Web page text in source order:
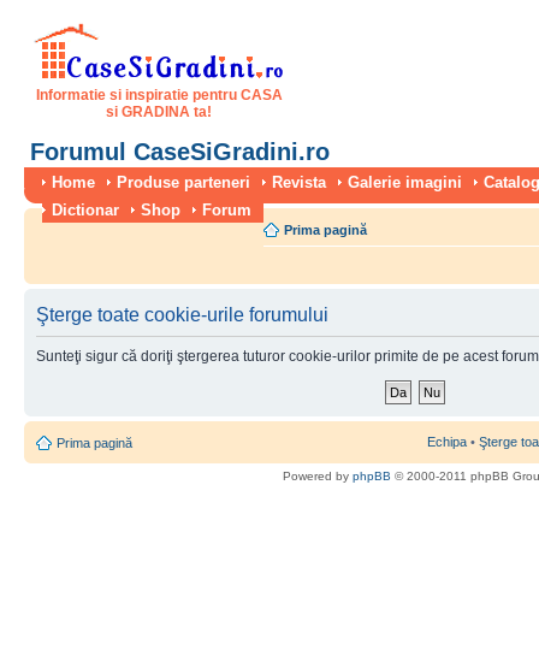
Informatie si inspiratie pentru CASA
si GRADINA ta!
Forumul CaseSiGradini.ro
Home Produse parteneri Revista Galerie imagini
Dictionar
Shop Forum
Prima pagină
Şterge toate cookie-urile forumului
Sunteţi sigur că doriţi ştergerea tuturor cookie-urilor primite de pe acest
Prima pagină Echipa • Şterge
Powered by phpBB © 2000-2011 phpBB